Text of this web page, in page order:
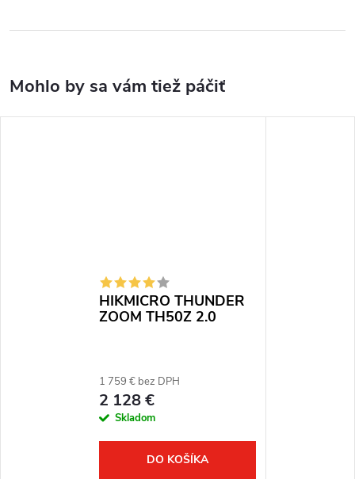
HIKMICRO THUNDER
ZOOM TH50Z 2.0
1 759 € bez DPH
2 128 €
Skladom
DO KOŠÍKA